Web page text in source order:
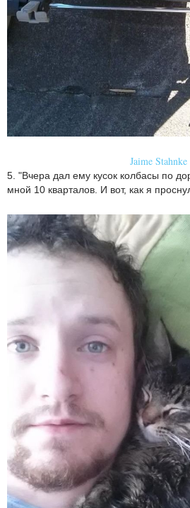
Jaime Stahnke
5. "Вчера дал ему кусок колбасы по
мной 10 кварталов. И вот, как я